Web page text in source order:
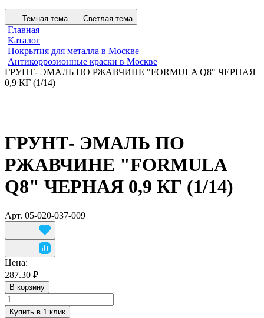
Темная тема Светлая тема
Главная
Каталог
Покрытия для металла в Москве
Антикоррозионные краски в Москве
ГРУНТ- ЭМАЛЬ ПО РЖАВЧИНЕ "FORMULA Q8" ЧЕРНАЯ
0,9 КГ (1/14)
ГРУНТ- ЭМАЛЬ ПО
РЖАВЧИНЕ "FORMULA
Q8" ЧЕРНАЯ 0,9 КГ (1/14)
Арт. 05-020-037-009
Цена:
287.30 ₽
В корзину
Купить в 1 клик